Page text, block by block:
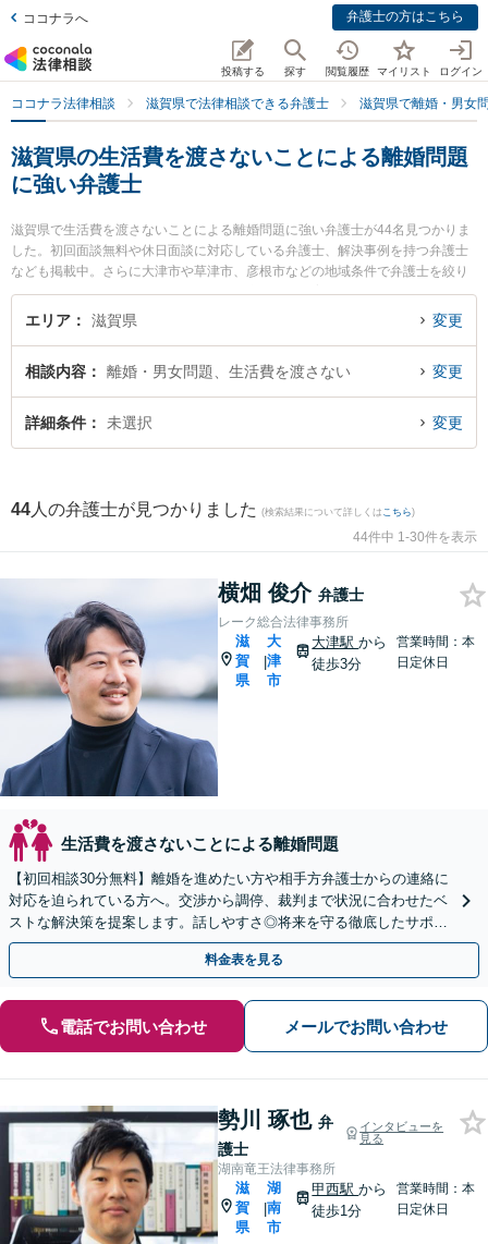
ココナラへ 弁護士の方はこちら
投稿する 探す 閲覧履歴 マイリスト ログイン
ココナラ法律相談 滋賀県で法律相談できる弁護士 滋賀県で離婚・男女
滋賀県の生活費を渡さないことによる離婚問題
に強い弁護士
滋賀県で生活費を渡さないことによる離婚問題に強い弁護士が44名見つかりま
した。初回面談無料や休日面談に対応している弁護士、解決事例を持つ弁護士
なども掲載中。さらに大津市や草津市、彦根市などの地域条件で弁護士を絞り
込めます。離婚・男女問題に関係する財産分与や養育費、親権等の細かな分野
での絞り込み検索もでき便利です。特にレーク総合法律事務所の横畑 俊介弁護
士や湖南竜王法律事務所の勢川 琢也弁護士、ミカン法律事務所の中野 仁弁護士
土日や夜間に発生した生活費を渡さないことによる離婚問題のトラブルを今す
ぐに弁護士に相談したい』『生活費を渡さないことによる離婚問題のトラブル
解決の実績豊富な近くの弁護士を検索したい』『初回相談無料で生活費を渡さ
エリア 滋賀県 変更
相談内容 離婚・男女問題、生活費を渡さない 変更
詳細条件 未選択 変更
44 人の弁護士が見つかりました (検索結果について詳しくは こちら)
44件中 1-30件を表示
横畑 俊介 弁護士
レーク総合法律事務所
滋
賀
県
|
大
津
市
大津駅から
徒歩3分
営業時間：本
日定休日
生活費を渡さないことによる離婚問題
【初回相談30分無料】離婚を進めたい方や相手方弁護士からの連絡に
対応を迫られている方へ。交渉から調停、裁判まで状況に合わせたベ
ストな解決策を提案します。話しやすさ◎将来を守る徹底したサポー
トをいたします。【大津駅徒歩3分】
料金表を見る
電話でお問い合わせ メールでお問い合わせ
勢川 琢也 弁
護士
インタビューを
見る
湖南竜王法律事務所
滋
賀
県
|
湖
南
市
甲西駅から
徒歩1分
営業時間：本
日定休日